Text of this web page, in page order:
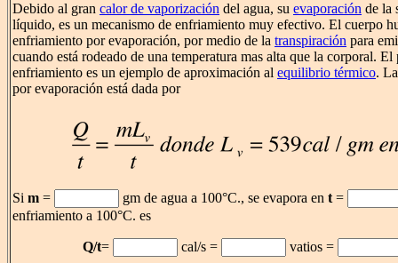
Debido al gran calor de vaporización del agua, su evaporación de la
líquido, es un mecanismo de enfriamiento muy efectivo. El cuerpo
enfriamiento por evaporación, por medio de la transpiración para
cuando está rodeado de una temperatura mas alta que la corporal. El
enfriamiento es un ejemplo de aproximación al equilibrio térmico.
por evaporación está dada por
Si m = gm de agua a 100°C., se evapora en t=
enfriamiento a 100°C. es
Q/t= cal/s = vatios =